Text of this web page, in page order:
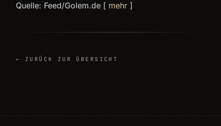
Quelle: Feed/Golem.de [ mehr ]
← ZURÜCK ZUR ÜBERSICHT